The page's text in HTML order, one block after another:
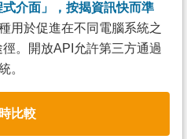
介面」，按揭資訊快而準
用於促進在不同電腦系統之
。開放API允許第三方通過
。
比較